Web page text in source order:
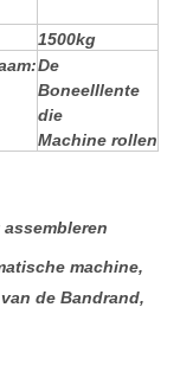
1500kg
De
Boneelllente
die
Machine rollen
machine,
de Bandrand,